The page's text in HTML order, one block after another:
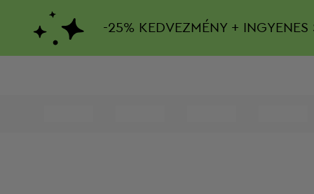
-25% KEDVEZMÉNY + INGYENES